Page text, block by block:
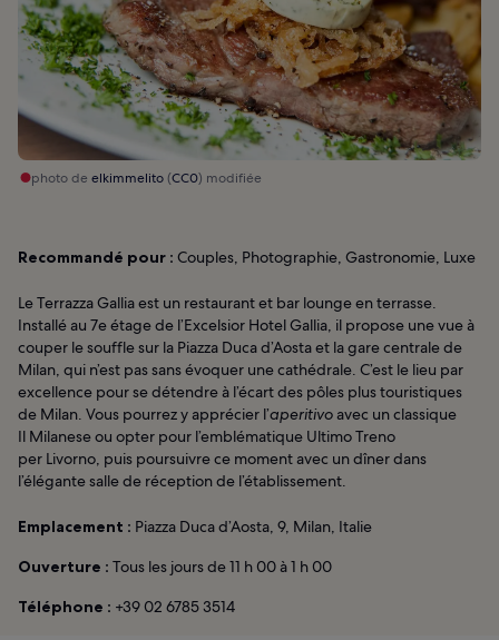
photo de elkimmelito(CC0) modifiée
Recommandé pour : Couples, Photographie, Gastronomie, Luxe
Le Terrazza Gallia est un restaurant et bar lounge en terrasse.
Installé au 7e étage de l’Excelsior Hotel Gallia, il propose une vue à
couper le souffle sur la Piazza Duca d’Aosta et la gare centrale de
Milan, qui n’est pas sans évoquer une cathédrale. C’est le lieu par
excellence pour se détendre à l’écart des pôles plus touristiques
de Milan. Vous pourrez y apprécier l’aperitivo avec un classique
Il Milanese ou opter pour l’emblématique Ultimo Treno
per Livorno, puis poursuivre ce moment avec un dîner dans
l’élégante salle de réception de l’établissement.
Emplacement : Piazza Duca d’Aosta, 9, Milan, Italie
Ouverture : Tous les jours de 11 h 00 à 1 h 00
Téléphone : +39 02 6785 3514